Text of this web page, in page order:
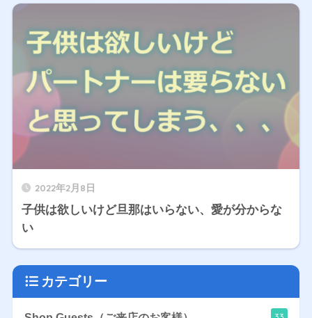
2022年2月8日
子供は欲しいけど旦那はいらない、愛が分からな
い
カテゴリー